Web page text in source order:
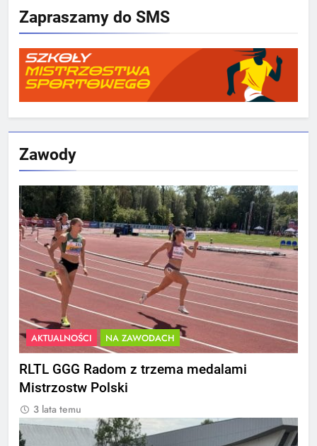
Zapraszamy do SMS
Zawody
AKTUALNOŚCI NA ZAWODACH
RLTL GGG Radom z trzema medalami
Mistrzostw Polski
3 lata temu